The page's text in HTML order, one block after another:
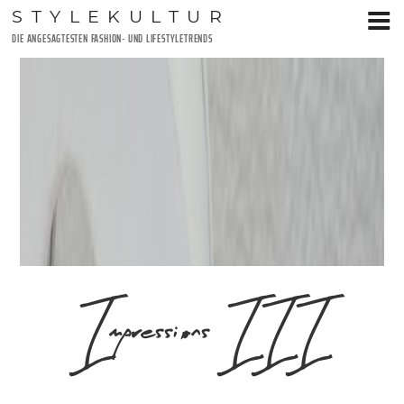
Zum
Inhalt
STYLEKULTUR
DIE ANGESAGTESTEN FASHION- UND LIFESTYLETRENDS
Impressions III